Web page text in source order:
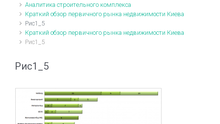
Аналитика строительного комплекса
Краткий обзор первичного рынка недвижимости Киева
Рис1_5
Краткий обзор первичного рынка недвижимости Киева
Рис1_5
Рис1_5